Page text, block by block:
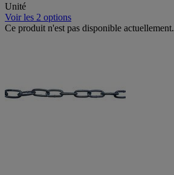
Unité
Voir les 2 options
Ce produit n'est pas disponible actuellement.